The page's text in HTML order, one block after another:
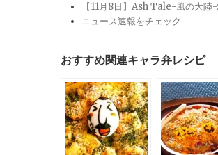
【11月8日】Ash Tale-風の大陸
ニュース速報をチェック
おすすめ関連キャラ弁レシピ